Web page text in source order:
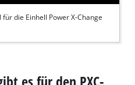
die Einhell Power X-Change